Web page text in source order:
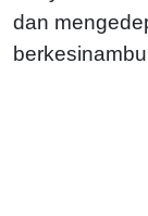
dan